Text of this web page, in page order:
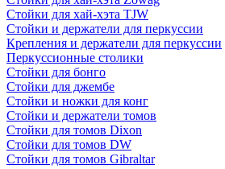
Стойки для хай-хэта TJW
Стойки и держатели для перкуссии
Крепления и держатели для перкуссии
Перкуссионные столики
Стойки для бонго
Стойки для джембе
Стойки и ножки для конг
Стойки и держатели томов
Стойки для томов Dixon
Стойки для томов DW
Стойки для томов Gibraltar